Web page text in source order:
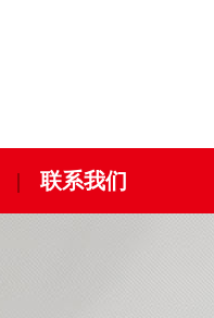
| 联系我们